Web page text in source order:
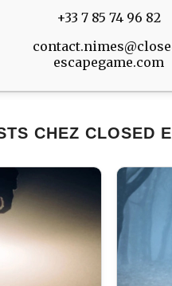
+33 7 85 74 96 82
escapegame.com
CHEZ CLOSED